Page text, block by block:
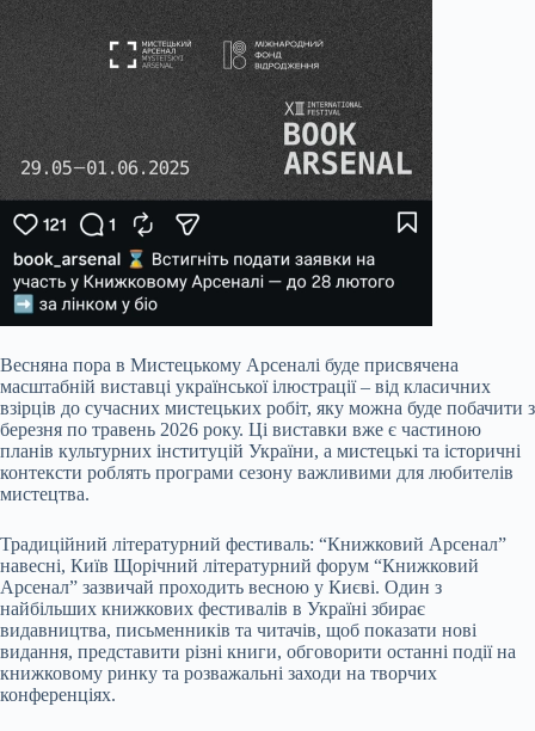
Весняна пора в Мистецькому Арсеналі буде присвячена
масштабній виставці української ілюстрації – від класичних
взірців до сучасних мистецьких робіт, яку можна буде побачити з
березня по травень 2026 року. Ці виставки вже є частиною
планів культурних інституцій України, а мистецькі та історичні
контексти роблять програми сезону важливими для любителів
мистецтва.
Традиційний літературний фестиваль: “Книжковий Арсенал”
навесні, Київ Щорічний літературний форум “Книжковий
Арсенал” зазвичай проходить весною у Києві. Один з
найбільших книжкових фестивалів в Україні збирає
видавництва, письменників та читачів, щоб показати нові
видання, представити різні книги, обговорити останні події на
книжковому ринку та розважальні заходи на творчих
конференціях.